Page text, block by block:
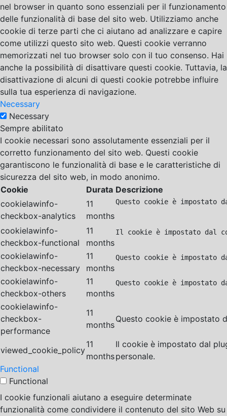
nel browser in quanto sono essenziali per il funzionamento
delle funzionalità di base del sito web. Utilizziamo anche
cookie di terze parti che ci aiutano ad analizzare e capire
come utilizzi questo sito web. Questi cookie verranno
memorizzati nel tuo browser solo con il tuo consenso. Hai
anche la possibilità di disattivare questi cookie. Tuttavia, la
disattivazione di alcuni di questi cookie potrebbe influire
sulla tua esperienza di navigazione.
Necessary
Necessary
Sempre abilitato
I cookie necessari sono assolutamente essenziali per il
corretto funzionamento del sito web. Questi cookie
garantiscono le funzionalità di base e le caratteristiche di
sicurezza del sito web, in modo anonimo.
Cookie
Durata Descrizione
cookielawinfo-
checkbox-analytics
11
months
Questo cookie è
cookielawinfo-
checkbox-functional
11
months
Il cookie è impostato dal
cookielawinfo-
checkbox-necessary
11
months
Questo cookie è impostato
cookielawinfo-
checkbox-others
11
months
Questo cookie è
cookielawinfo-
checkbox-
performance
11
months
Questo cookie è impostato
viewed_cookie_policy
11
months
Il cookie è impostato dal
personale.
Functional
Functional
I cookie funzionali aiutano a eseguire determinate
funzionalità come condividere il contenuto del sito Web su